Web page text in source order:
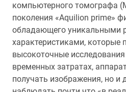
компьютерного томографа
поколения «Aquilion prime»
обладающего уникальными
характеристиками, которые
высокоточные
временных затратах,
получать изображения, но и